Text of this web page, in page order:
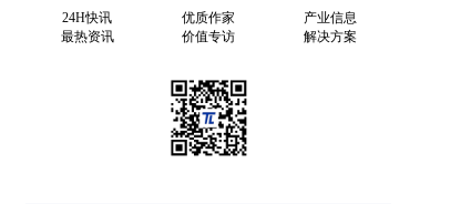
24H快讯
最热资讯
优质作家
价值专访
产业信息
解决方案